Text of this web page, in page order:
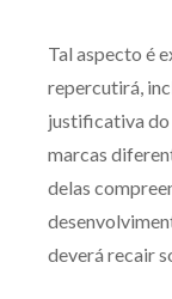
Tal aspecto é
repercutirá,
justificativa do
marcas
delas
deverá recair